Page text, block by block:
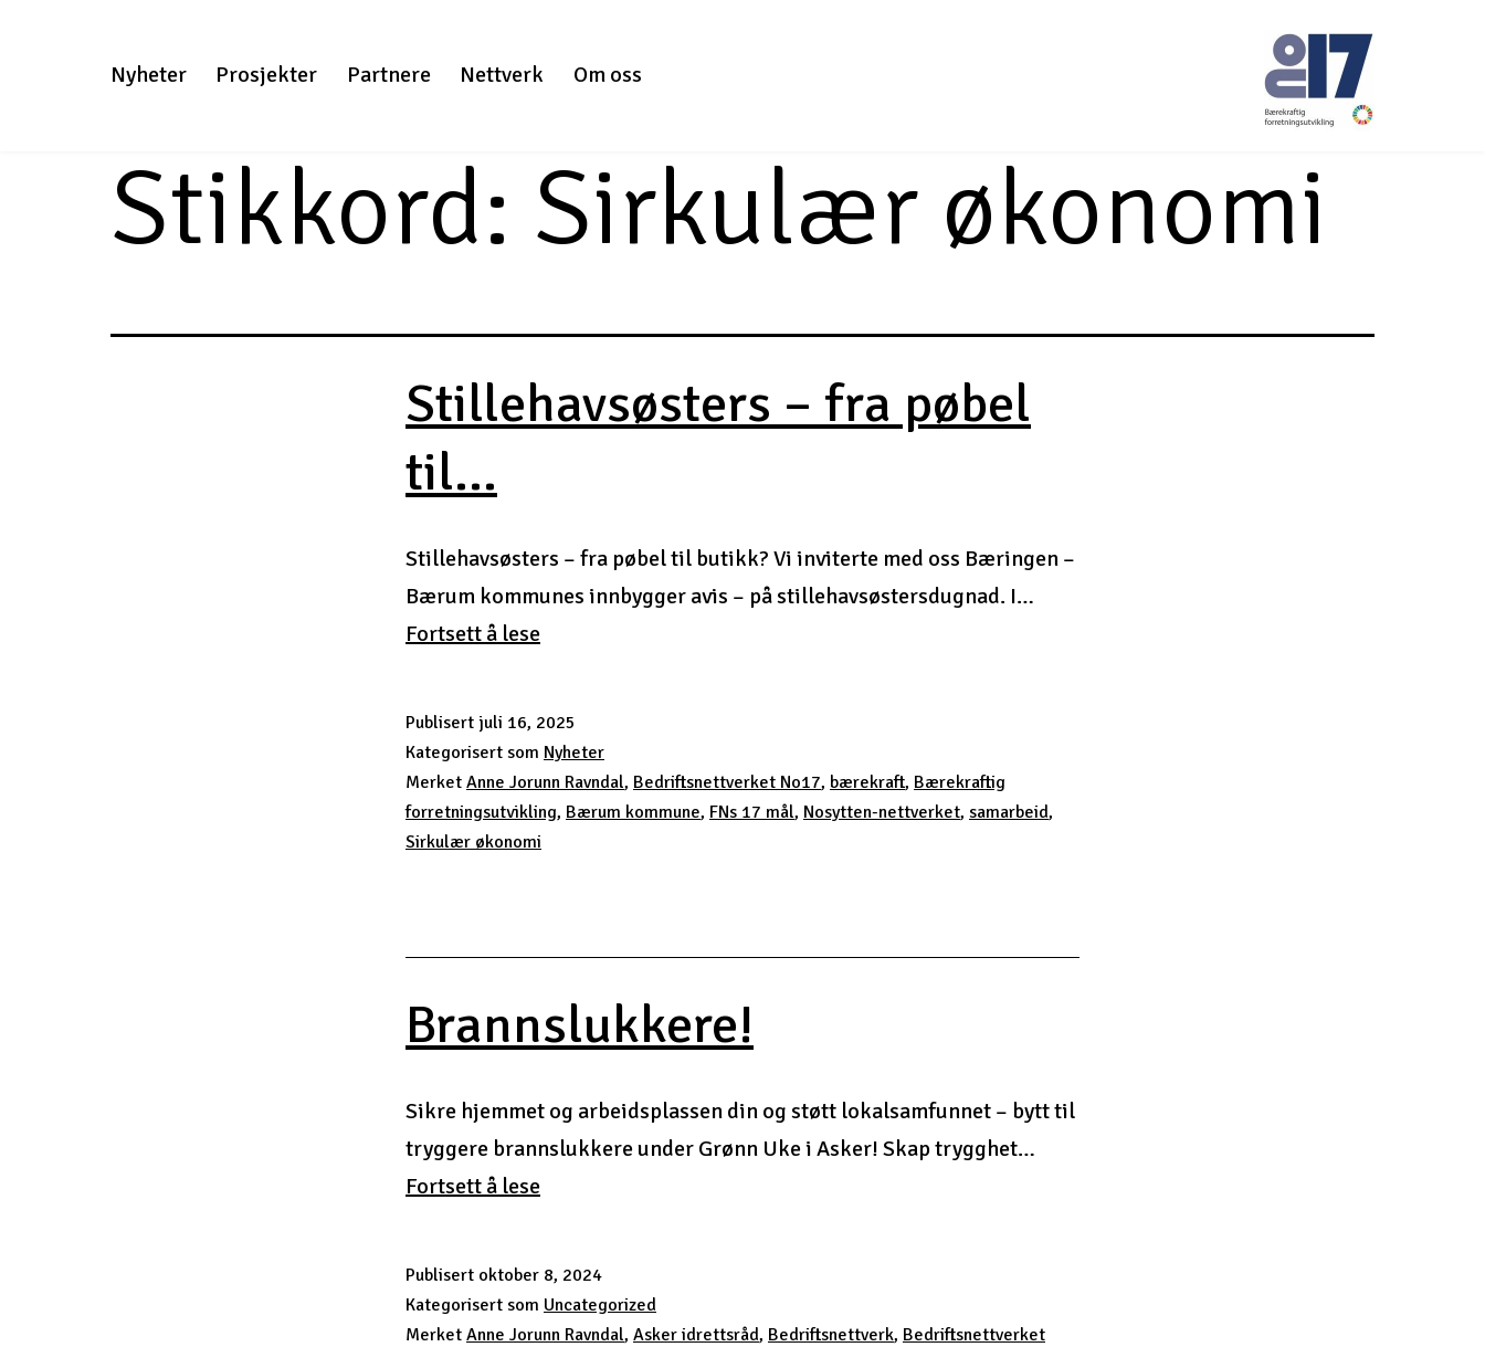
No17
Nyheter Prosjekter Partnere Nettverk Om oss
Stikkord: Sirkulær økonomi
Stillehavsøsters – fra pøbel
til...
Stillehavsøsters – fra pøbel til butikk? Vi inviterte med oss Bæringen –
Bærum kommunes innbygger avis – på stillehavsøstersdugnad. I…
Fortsett å leseStillehavsøsters
pøbel
til…
Publisert juli 16, 2025
Kategorisert som Nyheter
Merket Anne Jorunn Ravndal, Bedriftsnettverket No17, bærekraft, Bærekraftig
forretningsutvikling, Bærum kommune, FNs 17 mål, Nosytten-nettverket, samarbeid,
Sirkulær økonomi
Brannslukkere!
Sikre hjemmet og arbeidsplassen din og støtt lokalsamfunnet – bytt til
tryggere brannslukkere under Grønn Uke i Asker! Skap trygghet…
Fortsett å leseBrannslukkere!
Publisert oktober 8, 2024
Kategorisert som Uncategorized
Merket Anne Jorunn Ravndal, Asker idrettsråd, Bedriftsnettverk, Bedriftsnettverket